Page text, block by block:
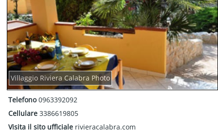
Villaggio Riviera Calabra Photo
Telefono0963392092
Cellulare 3386619805
Visita il sito ufficiale rivieracalabra.com